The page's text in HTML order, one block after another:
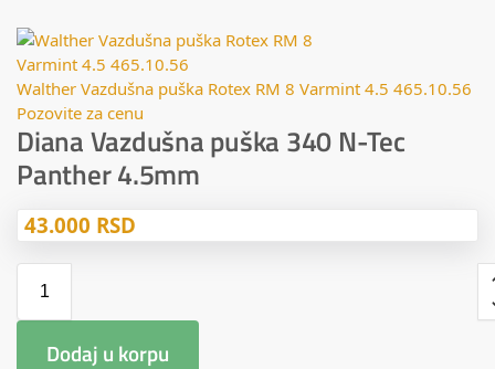
Walther Vazdušna puška Rotex RM 8 Varmint 4.5 465.10.56
Pozovite za cenu
Diana Vazdušna puška 340 N-Tec
Panther 4.5mm
43.000 RSD
Dodaj u korpu